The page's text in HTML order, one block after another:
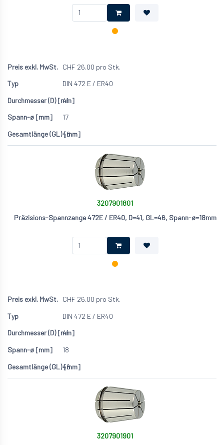
CHF 26.00 pro Stk.
DIN 472 E / ER40
41
17
46
3207901801
Präzisions-Spannzange 472E / ER40, D=41, GL=46, Spann-ø=18mm
CHF 26.00 pro Stk.
DIN 472 E / ER40
41
18
46
3207901901